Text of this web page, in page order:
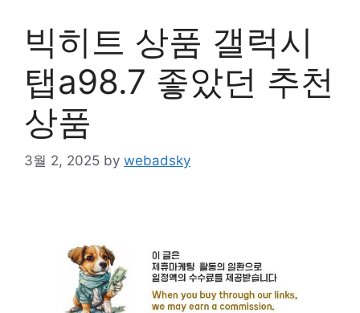
빅히트 상품 갤럭시
탭a98.7 좋았던 추천
상품
3월 2, 2025 by webadsky